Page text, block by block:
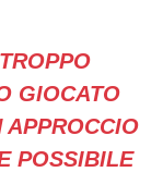
GIOCATO
APPROCCIO
POSSIBILE